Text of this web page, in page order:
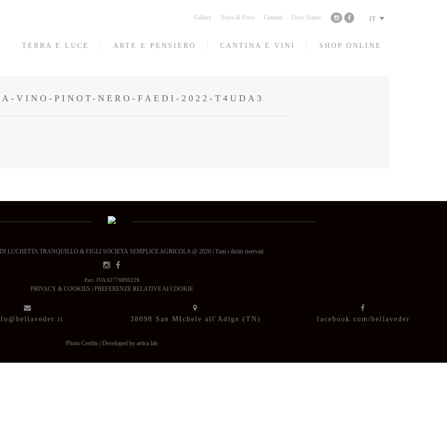
IT
Gallery News & Press Contatti Dove Siamo
TERRA E LUCE ARTE E PENSIERO CANTINA E VINI SHOP ONLINE
VINO-PINOT-NERO-FAEDI-2022-T4UDA3
LUCHETTA TRANQUILLO & FIGLI SOCIETÀ SEMPLICE AGRICOLA @ 2026 | Tutti i diritti riservati
Part. IVA 02776890226
PRIVACY & COOKIES PREFERENZE RELATIVE AI COOKIE
38098 San MIchele all'Adige (TN) facebook.com/bellaveder
Photo Credits Developed by artica lab